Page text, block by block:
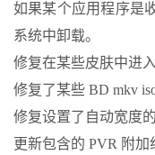
如果某个应用程序是
系统中卸载。
修复在某些皮肤中进
修复了某些 BD mkv
修复设置了自动宽度
更新包含的 PVR 附加